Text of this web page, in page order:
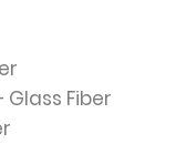
Glass Fiber